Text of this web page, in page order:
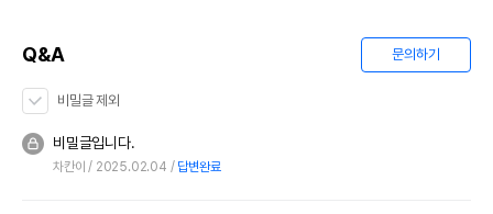
Q&A 문의하기
비밀글 제외
비밀글입니다.
차칸이 2025.02.04 답변완료